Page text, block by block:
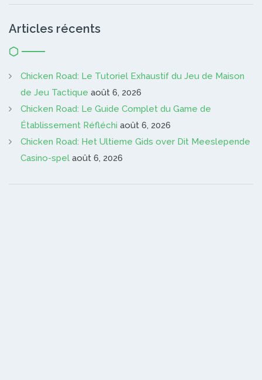
Articles récents
Chicken Road: Le Tutoriel Exhaustif du Jeu de Maison
de Jeu Tactique août 6, 2026
Chicken Road: Le Guide Complet du Game de
Établissement Réfléchi août 6, 2026
Chicken Road: Het Ultieme Gids over Dit Meeslepende
Casino-spel août 6, 2026